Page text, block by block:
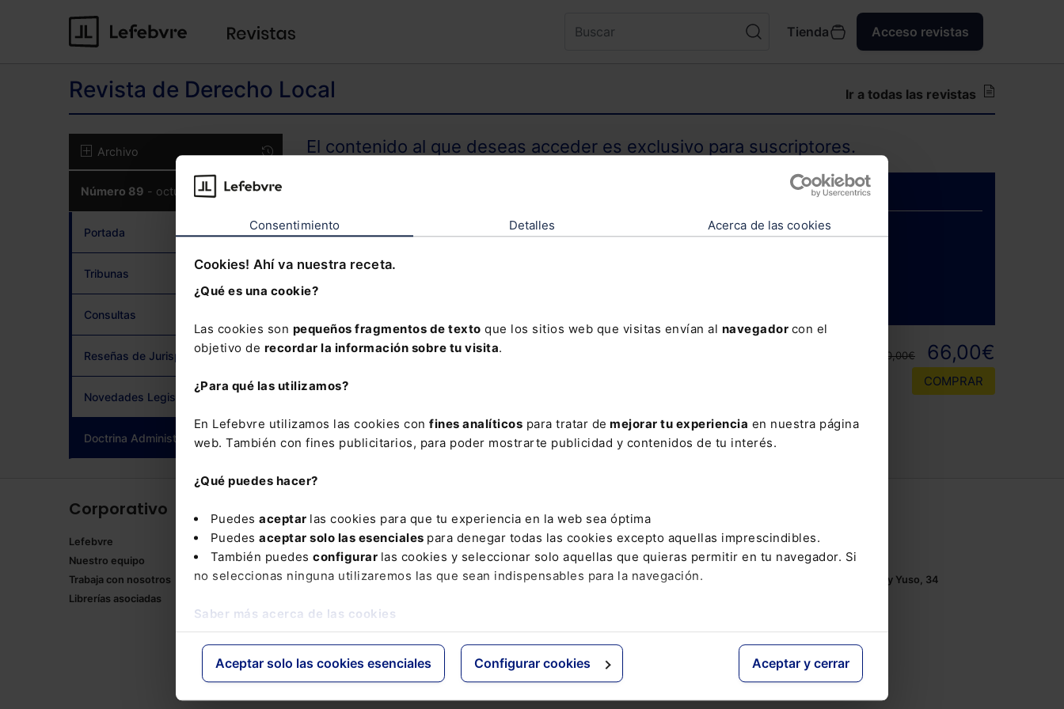
Consentimiento Detalles Acerca de las cookies
Cookies! Ahí va nuestra receta.
¿Qué es una cookie?
Las cookies son pequeños fragmentos de texto que los sitios web que visitas envían al navegador con el
objetivo de recordar la información sobre tu visita.
¿Para qué las utilizamos?
En Lefebvre utilizamos las cookies con fines analíticos para tratar de mejorar tu experiencia en nuestra página
web. También con fines publicitarios, para poder mostrarte publicidad y contenidos de tu interés.
¿Qué puedes hacer?
Puedes aceptar las cookies para que tu experiencia en la web sea óptima
Puedes aceptar solo las esenciales para denegar todas las cookies excepto aquellas imprescindibles.
También puedes configurar las cookies y seleccionar solo aquellas que quieras permitir en tu navegador. Si
no seleccionas ninguna utilizaremos las que sean indispensables para la navegación.
Saber más acerca de las cookies
Aceptar solo las cookies esenciales Configurar cookies Aceptar y cerrar
Tienda Acceso revistas
Revista de Derecho Local Ir a todas las revistas
Archivo
Número 89 - octubre 2020
Portada
Tribunas
Consultas
Reseñas de Jurisprudencia
Novedades Legislativas
Doctrina Administrativa(current)
El contenido al que deseas acceder es exclusivo para suscriptores.
Si todavía no te has suscrito, no pierdas está oportunidad y
adquiere tu acceso con un
110,00€ 66,00€
COMPRAR
Corporativo
Lefebvre
Nuestro equipo
Trabaja con nosotros
Librerías asociadas
Productos
Mementos
Formularios Jurídicos
Manuales de Derecho
Mementos Expertos
Códigos Comentados
Grupo Lefebvre
ELS
El Derecho
Espacio Asesoría
Tel.: 91 210 80 00
Mándanos unemail
Monasterios de Suso y Yuso, 34